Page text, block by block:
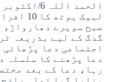
لبیک
صبح سویرے
گدگ کے لیے بذریعہ
اجتماعی دعا
دعا پڑھنے کا سلسلہ
رہا، دعا کے بعد
بنایا گیا تھا۔